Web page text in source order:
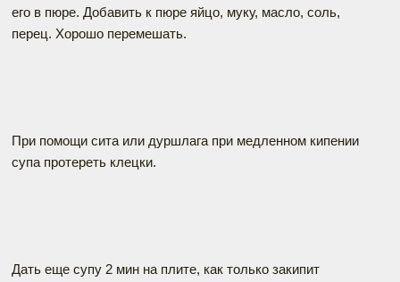
его в пюре. Добавить к пюре яйцо, муку, масло, соль,
перец. Хорошо перемешать.
При помощи сита или дуршлага при медленном кипении
супа протереть клецки.
Дать еще супу 2 мин на плите, как только закипит